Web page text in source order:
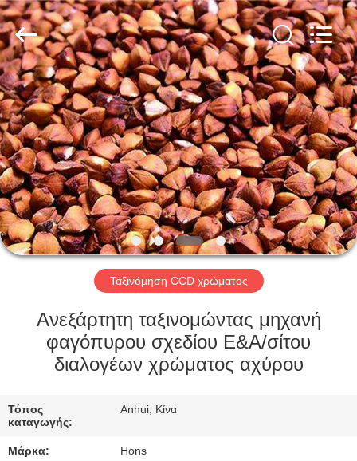
ΣΠΊΤΙ
ΠΡΟΪΌΝΤΑ
ΠΕΡΊΠΟΥ
ΕΜΕΊΣ
ΓΎΡΟΣ
ΕΡΓΟΣΤΑΣΊΩΝ
ΠΟΙΟΤΙΚΌΣ
ΈΛΕΓΧΟΣ
ΜΑΣ
ΕΛΆΤΕ
Hongshi
Optoelectronic
High-
tech
Co.,Ltd.
All
Rights
Reserved.
Ταξινόμηση CCD χρώματος
Ανεξάρτητη ταξινομώντας μηχανή
φαγόπυρου σχεδίου Ε&Α/σίτου
διαλογέων χρώματος αχύρου
Τόπος
καταγωγής:
Anhui, Κίνα
Μάρκα: Hons